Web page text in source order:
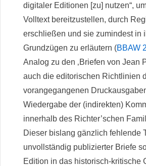
digitaler Editionen [zu] nutzen“,
Volltext bereitzustellen, durch
erschließen und sie zumindest in
Grundzügen zu erläutern (BBAW
Analog zu den ‚Briefen von Jean
auch die editorischen Richtlinien
vorangegangenen
Wiedergabe der (indirekten)
innerhalb des Richter’schen
Dieser bislang gänzlich fehlende
unvollständig publizierter Briefe
Edition in das historisch-kritische